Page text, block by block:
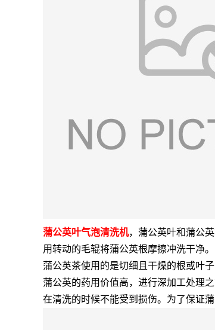
蒲公英叶气泡清洗机，蒲公英叶和蒲公
用转动的毛辊将蒲公英根摩擦冲洗干净。
蒲公英茶使用的是切细且干燥的根或叶
蒲公英的药用价值高，进行深加工处理
在清洗的时候不能受到损伤。为了保证